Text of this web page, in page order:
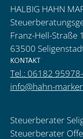
HALBIG HAHN
Franz-Hell-Straße
63500
KONTAKT
Tel.: 06182
info@hahn-
Steuerberater
Steuerberater